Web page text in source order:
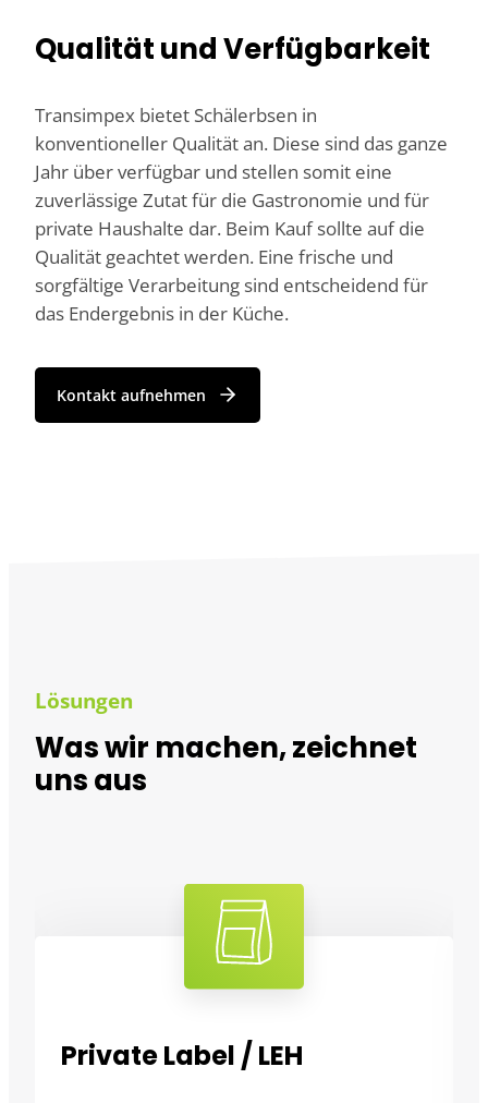
Qualität und Verfügbarkeit
Transimpex bietet Schälerbsen in
konventioneller Qualität an. Diese sind das ganze
Jahr über verfügbar und stellen somit eine
zuverlässige Zutat für die Gastronomie und für
private Haushalte dar. Beim Kauf sollte auf die
Qualität geachtet werden. Eine frische und
sorgfältige Verarbeitung sind entscheidend für
das Endergebnis in der Küche.
Kontakt aufnehmen
Lösungen
Was wir machen, zeichnet
uns aus
Großverbraucher